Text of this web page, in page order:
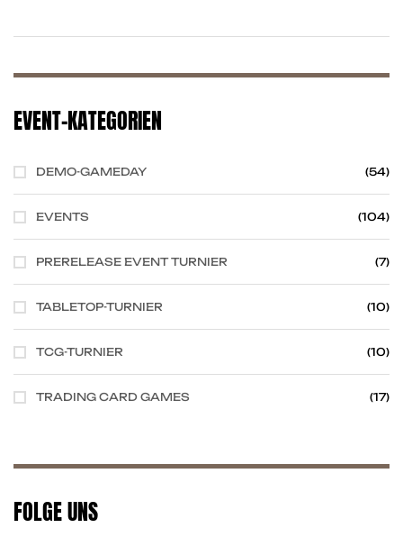
Informationen zu den Pinseln findest Du auf
EVENT-KATEGORIEN
DEMO-GAMEDAY (54)
EVENTS (104)
PRERELEASE EVENT TURNIER (7)
TABLETOP-TURNIER (10)
TCG-TURNIER (10)
TRADING CARD GAMES (17)
FOLGE UNS